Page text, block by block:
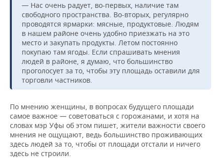
— Нас очень радует, во-первых, наличие там
свободного пространства. Во-вторых, регулярно
проводятся ярмарки: мясные, продуктовые. Людям
в нашем районе очень удобно приезжать на это
место и закупать продукты. Летом постоянно
покупаю там ягоды. Если спрашивать мнения
людей в районе, я думаю, что большинство
проголосует за то, чтобы эту площадь оставили для
торговли частников.
По мнению женщины, в вопросах будущего площади
самое важное — советоваться с горожанами, и хотя на
словах мэр Уфы об этом пишет, жители важности своего
мнения не ощущают, ведь большинство проживающих
здесь людей за то, чтобы от площади отстали и ничего
здесь не строили.